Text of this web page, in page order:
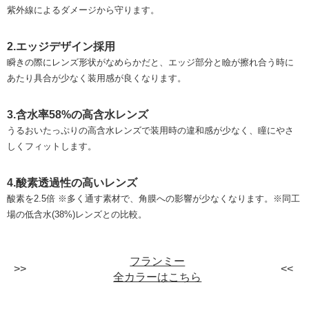
紫外線によるダメージから守ります。
2.エッジデザイン採用
瞬きの際にレンズ形状がなめらかだと、エッジ部分と瞼が擦れ合う時に
あたり具合が少なく装用感が良くなります。
3.含水率58%の高含水レンズ
うるおいたっぷりの高含水レンズで装用時の違和感が少なく、瞳にやさ
しくフィットします。
4.酸素透過性の高いレンズ
酸素を2.5倍 ※多く通す素材で、角膜への影響が少なくなります。※同工
場の低含水(38%)レンズとの比較。
フランミー
全カラーはこちら